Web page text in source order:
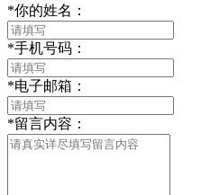
*你的姓名：
*手机号码：
*电子邮箱：
*留言内容：